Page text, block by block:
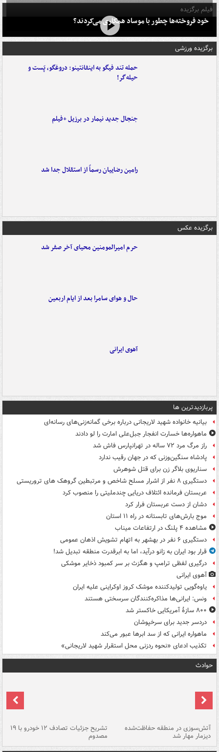
فیلم برگزیده
خود فروخته‌ها چطور با موساد همکاری می‌کردند؟
برگزیده ورزشی
حمله تند فیگو به اینفانتینو: دروغگو، پَست‌ و
حیله‌گر!
جنجال جدید نیمار در برزیل +فیلم
رامین رضاییان رسماً از استقلال جدا شد
برگزیده عکس
حرم امیرالمومنین محیای آخر صفر شد
حال و هوای سامرا بعد از ایام اربعین
آهوی ایرانی
پربازدیدترین ها
بیانیه خانواده شهید لاریجانی درباره برخی گمانه‌زنی‌های رسانه‌ای
ماهواره‌ها خسارت انفجار جبل‌علی امارت را لو دادند
راز مرگ مرد ۷۲ ساله در تهرانپارس فاش شد
پادشاه سنگین‌وزنی که در جهان رقیب ندارد
سناریوی بلاگر زن برای قتل شوهرش
دستگیری ۸ نفر از اشرار مسلح شاخص و مرتبطین گروهک های تروریستی
عربستان فرمانده ائتلاف دریایی چندملیتی را منصوب کرد
دشان از دست عربستان فرار کرد
موج بارش‌های تابستانه در راه ۱۱ استان
مشاهده ۴ پلنگ در ارتفاعات میناب
دستگیری ۶ نفر در بهشهر به اتهام تشویش اذهان عمومی
قرار بود ایران به زانو درآید، اما به ابرقدرت منطقه تبدیل شد!
درگیری لفظی ترامپ و هگزث بر سر کمبود ذخایر موشکی
آهوی ایرانی
یاوه‌گویی تولیدکننده موشک کروز اوکراینی علیه ایران
ونس: ایرانی‌ها مذاکره‌کنندگان سرسختی هستند
۸۰۰ سازۀ آمریکایی خاکستر شد
دردسر جدید برای سرخپوشان
ماهواره ایرانی که از سد ابرها عبور می‌کند
تکذیب ادعای «نحوه ردزنی محل استقرار شهید لاریجانی»
حوادث
آتش‌سوزی در منطقه حفاظت‌شده
دیزمار مهار شد
تشریح جزئیات تصادف ۱۲ خودرو با ۱۹
مصدوم